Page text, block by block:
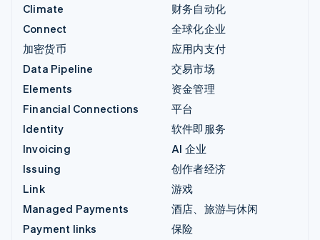
Climate
Connect
加密货币
Data Pipeline
Elements
Financial Connections
Identity
Invoicing
Issuing
Link
Managed Payments
Payment links
财务自动化
全球化企业
应用内支付
交易市场
资金管理
平台
软件即服务
AI 企业
创作者经济
游戏
酒店、旅游与休闲
保险